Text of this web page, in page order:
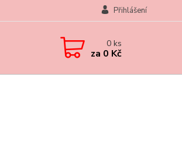
Přihlášení
0ks
za 0 Kč